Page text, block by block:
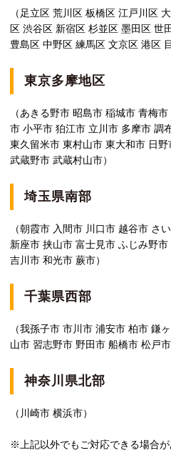
（足立区 荒川区 板橋区 江戸川区
区 渋谷区 新宿区 杉並区 墨田区 世
豊島区 中野区 練馬区 文京区 港区
東京多摩地区
（あきる野市 昭島市 稲城市 青梅
市 小平市 狛江市 立川市 多摩市 調
東久留米市 東村山市 東大和市 日
武蔵野市 武蔵村山市）
埼玉県南部
（朝霞市 入間市 川口市 越谷市 さ
新座市 挟山市 富士見市 ふじみ野
吉川市 和光市 蕨市）
千葉県西部
（我孫子市 市川市 浦安市 柏市 鎌
山市 習志野市 野田市 船橋市 松戸
神奈川県北部
（川崎市 横浜市）
※上記以外でもご対応できる場合が